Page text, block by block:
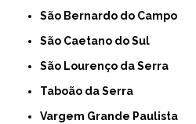
São Bernardo do Campo
São Caetano do Sul
São Lourenço da Serra
Taboão da Serra
Vargem Grande Paulista